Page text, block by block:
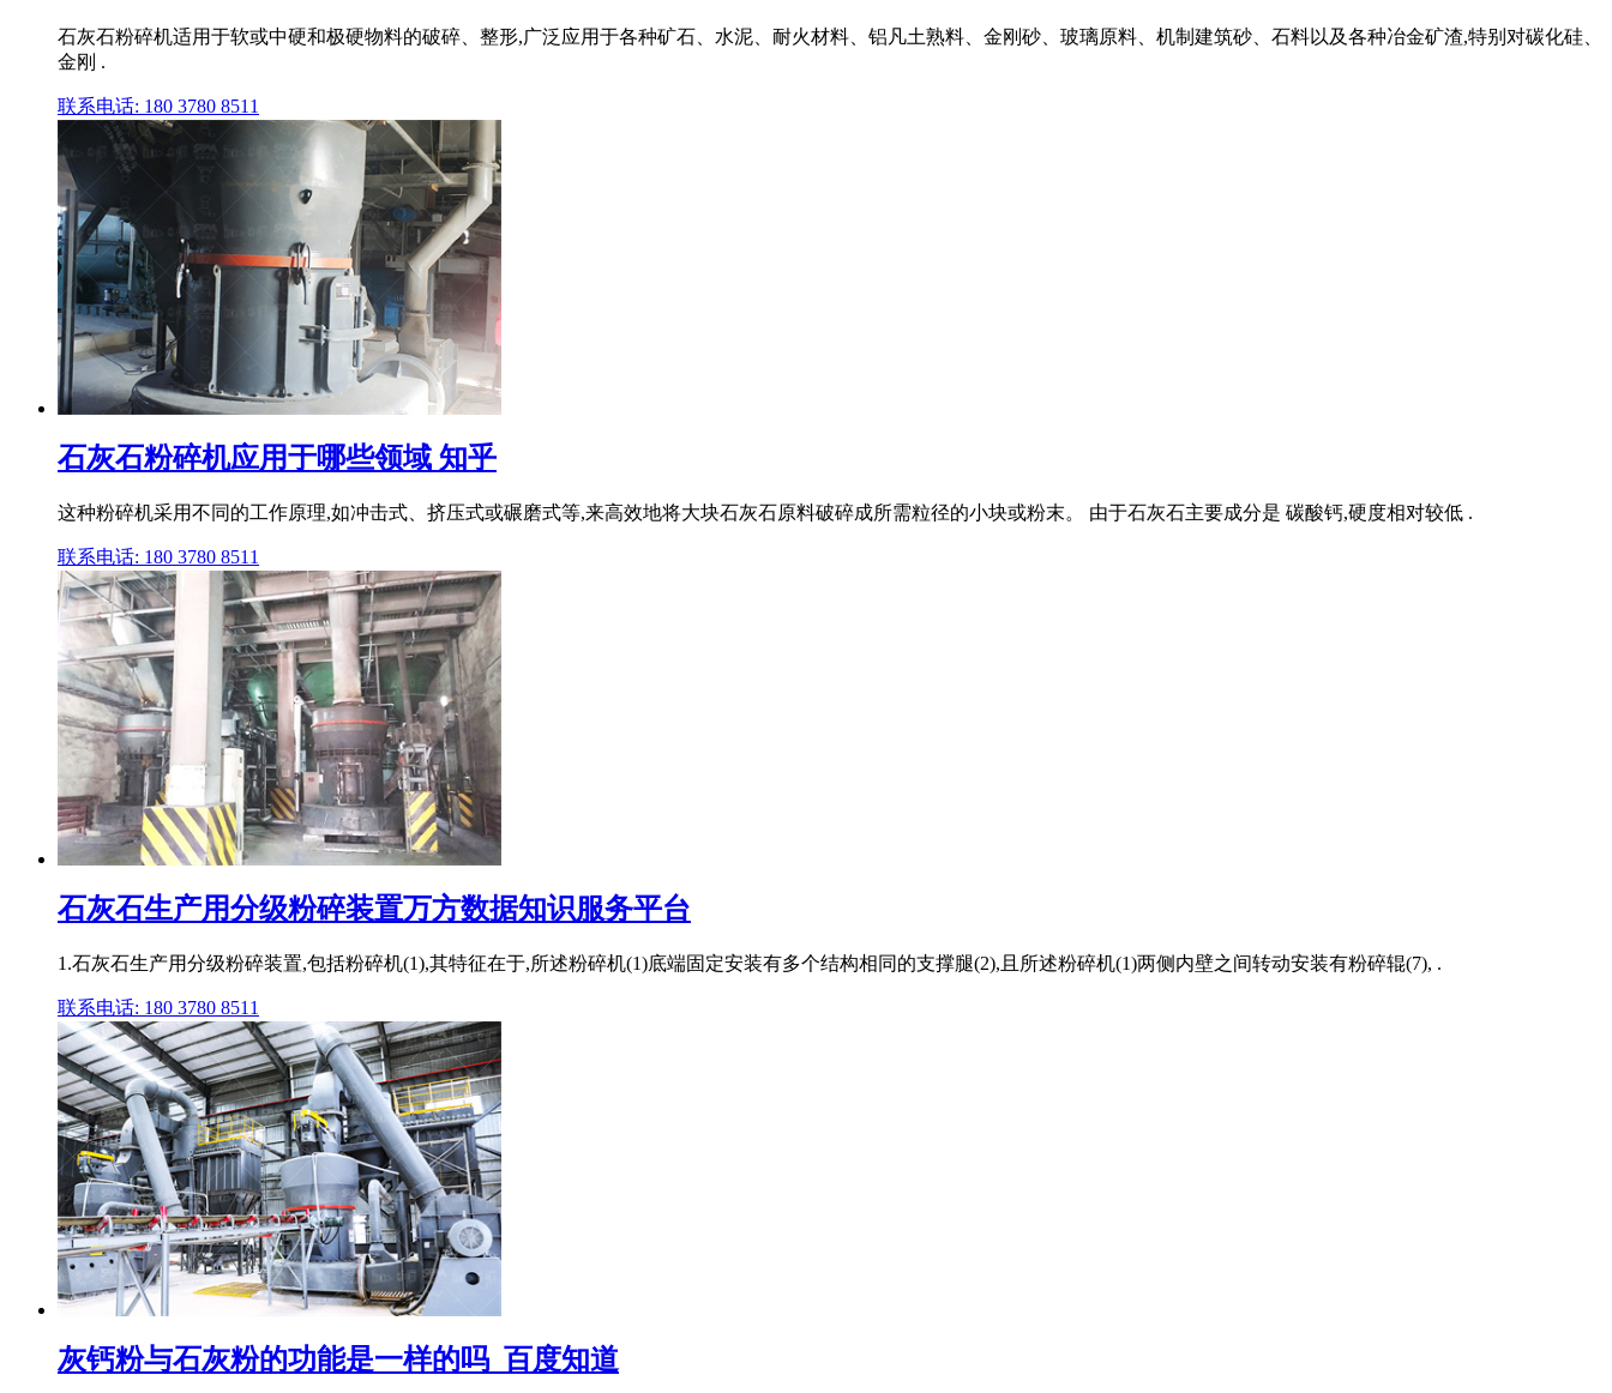
石灰石粉碎机适用于软或中硬和极硬物料的破碎、整形,广泛应用于各种矿石、水泥、耐火材料、铝凡土熟料、金刚砂、玻璃原料、机制建筑砂、石料以及各种冶金矿渣,特别对碳化硅、
金刚 .
联系电话: 180 3780 8511
石灰石粉碎机应用于哪些领域 知乎
这种粉碎机采用不同的工作原理,如冲击式、挤压式或碾磨式等,来高效地将大块石灰石原料破碎成所需粒径的小块或粉末。 由于石灰石主要成分是 碳酸钙,硬度相对较低 .
联系电话: 180 3780 8511
石灰石生产用分级粉碎装置万方数据知识服务平台
1.石灰石生产用分级粉碎装置,包括粉碎机(1),其特征在于,所述粉碎机(1)底端固定安装有多个结构相同的支撑腿(2),且所述粉碎机(1)两侧内壁之间转动安装有粉碎辊(7), .
联系电话: 180 3780 8511
灰钙粉与石灰粉的功能是一样的吗_百度知道